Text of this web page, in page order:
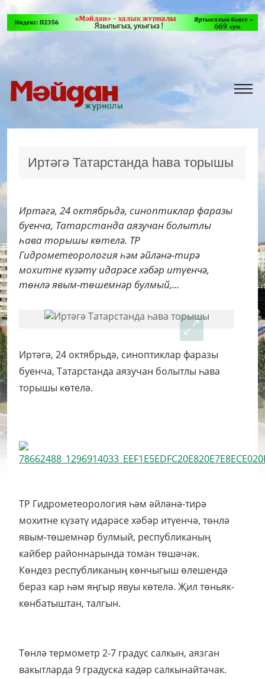
Иртәгә Татарстанда һава торышы
Иртәгә, 24 октябрьдә, синоптиклар фаразы
буенча, Татарстанда аязучан болытлы
һава торышы көтелә. ТР
Гидрометеорология һәм әйләнә-тирә
мохитне күзәтү идарәсе хәбәр итүенчә,
төнлә явым-төшемнәр булмый,...
Иртәгә, 24 октябрьдә, синоптиклар фаразы
буенча, Татарстанда аязучан болытлы һава
торышы көтелә.
ТР Гидрометеорология һәм әйләнә-тирә
мохитне күзәтү идарәсе хәбәр итүенчә, төнлә
явым-төшемнәр булмый, республиканың
кайбер районнарында томан төшәчәк.
Көндез республиканың көнчыгыш өлешендә
бераз кар һәм яңгыр явуы көтелә. Җил төньяк-
көнбатыштан, талгын.
Төнлә термометр 2-7 градус салкын, аязган
вакытларда 9 градуска кадәр салкынайтачак.